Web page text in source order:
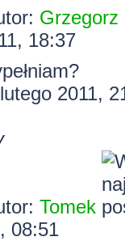
Grzegorz
18:37
2011,
Tomek
08:51